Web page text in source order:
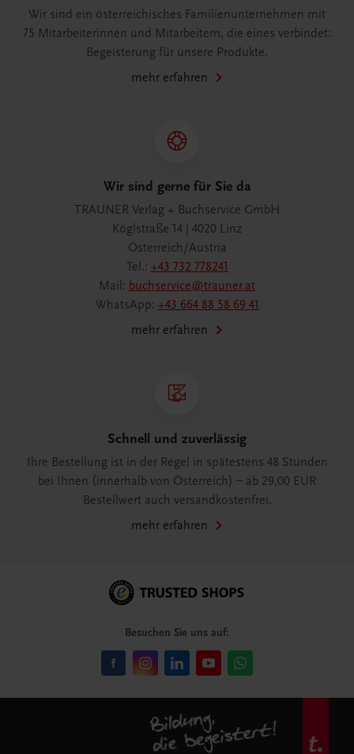
Wir sind ein österreichisches Familienunternehmen mit
75 Mitarbeiterinnen und Mitarbeitern, die eines verbindet:
Begeisterung für unsere Produkte.
mehr erfahren
Wir sind gerne für Sie da
TRAUNER Verlag + Buchservice GmbH
Köglstraße 14 | 4020 Linz
Österreich/Austria
Tel.: +43 732 778241
Mail: buchservice@trauner.at
WhatsApp: +43 664 88 58 69 41
mehr erfahren
Schnell und zuverlässig
Ihre Bestellung ist in der Regel in spätestens 48 Stunden
bei Ihnen (innerhalb von Österreich) – ab 29,00 EUR
Bestellwert auch versandkostenfrei.
mehr erfahren
Besuchen Sie uns auf: